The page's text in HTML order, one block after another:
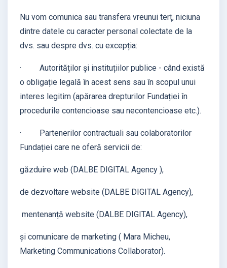
Nu vom comunica sau transfera vreunui terț, niciuna
dintre datele cu caracter personal colectate de la
dvs. sau despre dvs. cu excepția:
· Autorităților și instituțiilor publice - când există
o obligație legală în acest sens sau în scopul unui
interes legitim (apărarea drepturilor Fundației în
procedurile contencioase sau necontencioase etc.).
· Partenerilor contractuali sau colaboratorilor
Fundației care ne oferă servicii de:
găzduire web (DALBE DIGITAL Agency ),
de dezvoltare website (DALBE DIGITAL Agency),
mentenanță website (DALBE DIGITAL Agency),
și comunicare de marketing ( Mara Micheu,
Marketing Communications Collaborator).